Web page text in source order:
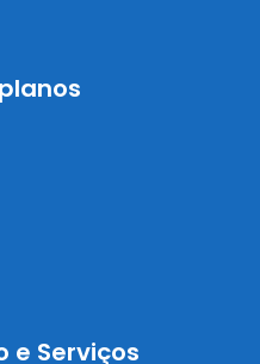
e Serviços